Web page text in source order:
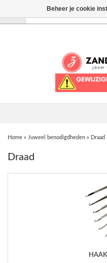
Home » Juweel benodigdheden » Draad
Draad
Beheer je cookie